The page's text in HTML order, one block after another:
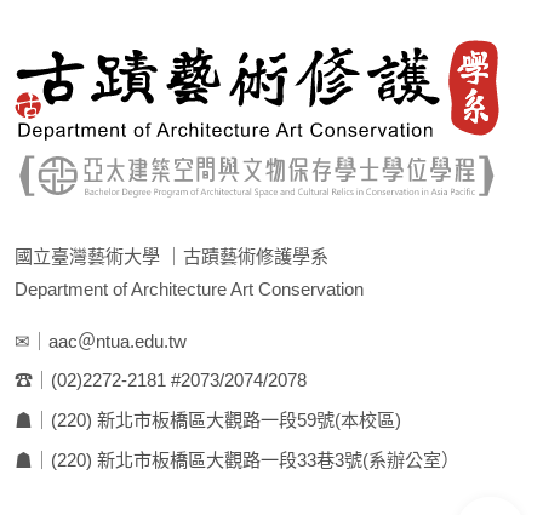
國立臺灣藝術大學 ｜古蹟藝術修護學系
Department of Architecture Art Conservation
✉｜ aac＠ntua.edu.tw
☎｜ (02)2272-2181 #2073/2074/2078
☗｜ (220) 新北市板橋區大觀路一段59號(本校區)
☗｜ (220) 新北市板橋區大觀路一段33巷3號(系辦公室）